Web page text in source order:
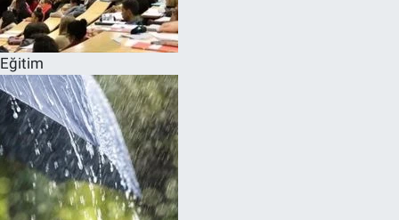
Eğitim